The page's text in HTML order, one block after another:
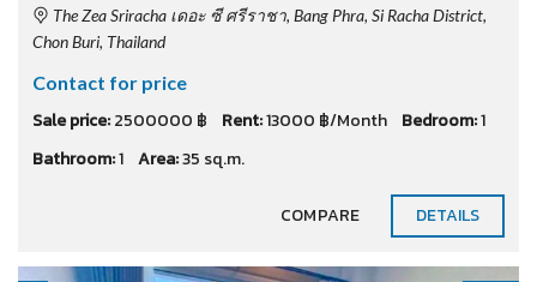
The Zea Sriracha เดอะ ซี ศรีราชา, Bang Phra, Si Racha District,
Chon Buri, Thailand
Contact for price
Sale price:2500000 ฿ Rent:13000 ฿/Month Bedroom:1
Bathroom:1 Area:35 sq.m.
COMPARE DETAILS